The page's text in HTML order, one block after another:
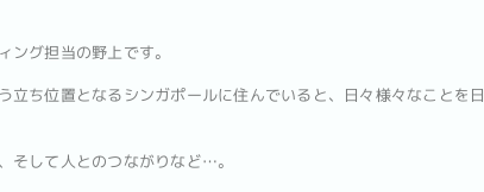
ング担当の野上です。
立ち位置となるシンガポールに住んでいると、日々様々なことを
そして人とのつながりなど…。